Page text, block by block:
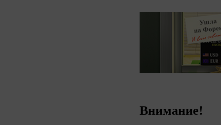
Внимание!